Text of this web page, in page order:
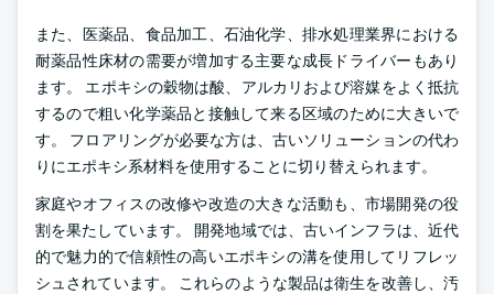
また、医薬品、食品加工、石油化学、排水処理業界における
耐薬品性床材の需要が増加する主要な成長ドライバーもあり
ます。 エポキシの穀物は酸、アルカリおよび溶媒をよく抵抗
するので粗い化学薬品と接触して来る区域のために大きいで
す。 フロアリングが必要な方は、古いソリューションの代わ
りにエポキシ系材料を使用することに切り替えられます。
家庭やオフィスの改修や改造の大きな活動も、市場開発の役
割を果たしています。 開発地域では、古いインフラは、近代
的で魅力的で信頼性の高いエポキシの溝を使用してリフレッ
シュされています。 これらのような製品は衛生を改善し、汚